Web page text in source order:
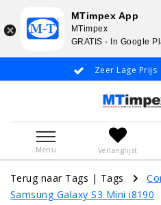
Zeer Lage Prijs
Menu Verlanglijst
Terug naar Tags | Tags
Samsung Galaxy S3 Mini i8190
MTimpex App
MTimpex
GRATIS - In Google